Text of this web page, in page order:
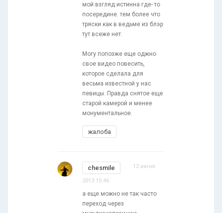
мой взгляд истинна где- то
посередине. тем более что
тряски как в ведьме из блэр
тут всеже нет.
Могу попозже еще оджно
свое видео повесить,
которое сделала для
весьма известной у нас
певицы. Правда снятое еще
старой камерой и менее
монументальное.
жалоба
chesmile 12 июня
2013 15:46
а еще можно не так часто
переход через